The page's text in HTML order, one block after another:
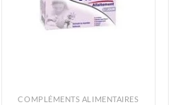
COMPLÉMENTS ALIMENTAIRES